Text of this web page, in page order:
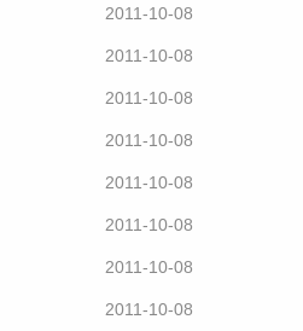
2011-10-08
2011-10-08
2011-10-08
2011-10-08
2011-10-08
2011-10-08
2011-10-08
2011-10-08